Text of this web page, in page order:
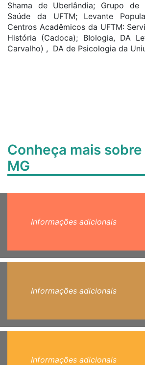
Shama de Uberlândia; Grupo de
Saúde da UFTM; Levante
Centros Acadêmicos da UFTM:
História (Cadoca); BIologia, DA
Carvalho) , DA de Psicologia da
Conheça mais sobre
MG
Informações adicionais
Informações adicionais
Informações adicionais